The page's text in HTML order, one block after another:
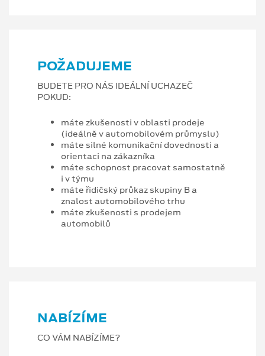
POŽADUJEME
BUDETE PRO NÁS IDEÁLNÍ UCHAZEČ
POKUD:
máte zkušenosti v oblasti prodeje
(ideálně v automobilovém průmyslu)
máte silné komunikační dovednosti a
orientaci na zákazníka
máte schopnost pracovat samostatně
i v týmu
máte řidičský průkaz skupiny B a
znalost automobilového trhu
máte zkušenosti s prodejem
automobilů
NABÍZÍME
CO VÁM NABÍZÍME?